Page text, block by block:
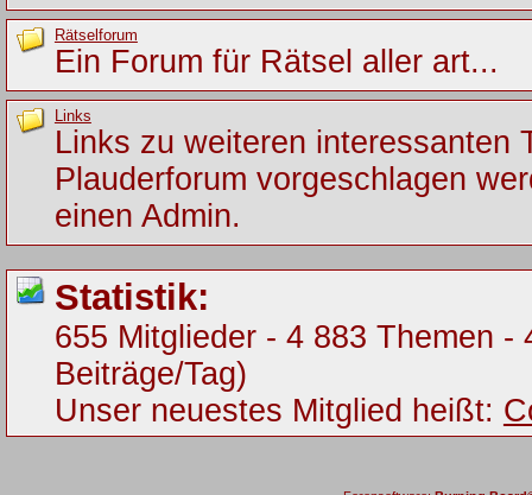
Rätselforum
Ein Forum für Rätsel aller art...
Links
Links zu weiteren interessanten
Plauderforum vorgeschlagen
einen Admin.
Statistik:
655 Mitglieder - 4 883 Themen
Beiträge/Tag)
Unser neuestes Mitglied heißt: